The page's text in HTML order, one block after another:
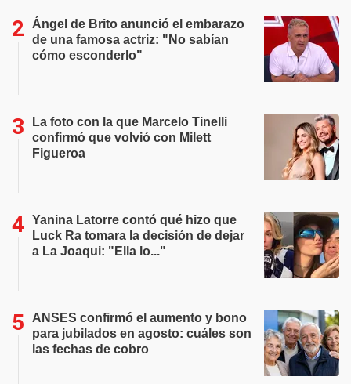
Ángel de Brito anunció el embarazo
de una famosa actriz: "No sabían
cómo esconderlo"
La foto con la que Marcelo Tinelli
confirmó que volvió con Milett
Figueroa
Yanina Latorre contó qué hizo que
Luck Ra tomara la decisión de dejar
a La Joaqui: "Ella lo..."
ANSES confirmó el aumento y bono
para jubilados en agosto: cuáles son
las fechas de cobro